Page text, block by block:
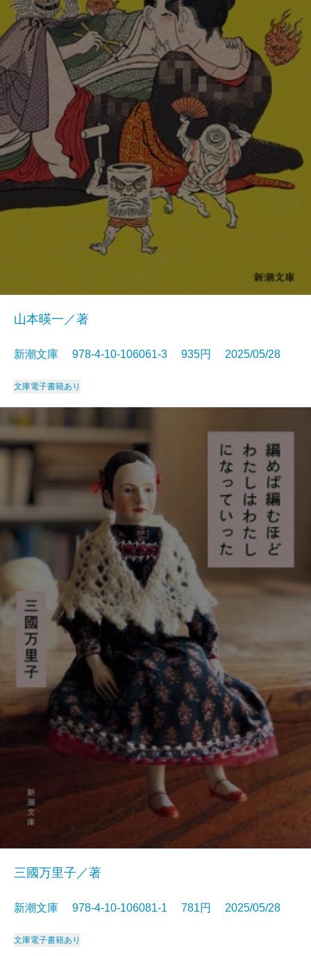
山本暎一／著
新潮文庫 978-4-10-106061-3 935円 2025/05/28
文庫電子書籍あり
三國万里子／著
新潮文庫 978-4-10-106081-1 781円 2025/05/28
文庫電子書籍あり